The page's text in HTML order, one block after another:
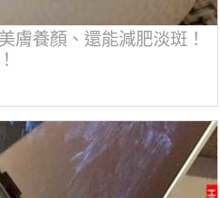
膚養顏、還能減肥淡斑！